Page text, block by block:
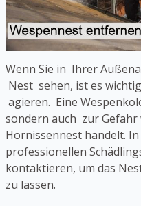
Wenn Sie in Ihrer
Nest sehen, ist es
agieren. Eine
sondern auch zur
Hornissennest handelt.
professionellen
kontaktieren, um das
zu lassen.